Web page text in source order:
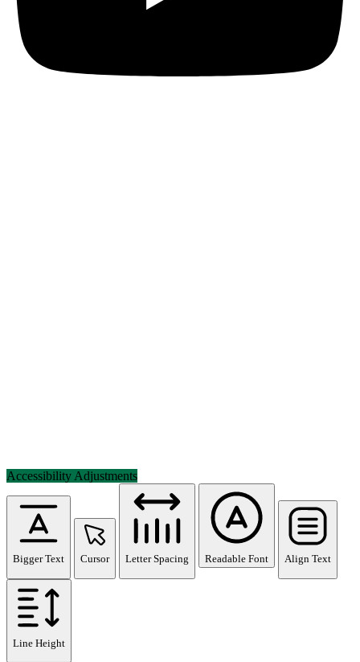
Accessibility Adjustments
Bigger Text Cursor Letter Spacing Readable Font Align Text
Line Height